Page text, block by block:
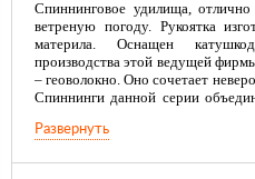
Спиннинговое удилища,
ветреную погоду. Рукоятка
материла. Оснащен
производства этой ведущей
– геоволокно. Оно сочетает
Спиннинги данной серии
Развернуть